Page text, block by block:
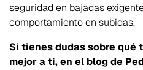
seguridad en bajadas
comportamiento en subidas.
Si tienes dudas sobre qué
mejor a ti, en el blog de